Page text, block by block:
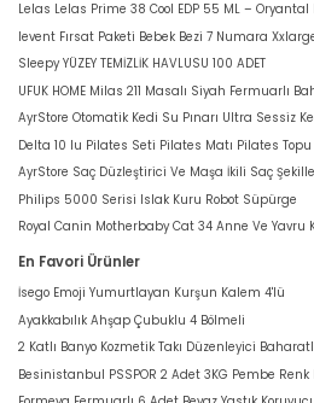
Lelas Lelas Prime 38 Cool EDP 55 ML – Oryantal
levent Fırsat Paketi Bebek Bezi 7 Numara
Sleepy YÜZEY TEMİZLİK HAVLUSU 100 ADET
UFUK HOME Milas 211 Masalı Siyah Fermuarlı
AyrStore Otomatik Kedi Su Pınarı Ultra Sessiz
Delta 10 lu Pilates Seti Pilates Matı Pilates
AyrStore Saç Düzleştirici Ve Maşa İkili Saç
Philips 5000 Serisi Islak Kuru Robot Süpürge
Royal Canin Motherbaby Cat 34 Anne Ve Yavru
En Favori Ürünler
İsego Emoji Yumurtlayan Kurşun Kalem 4'lü
Ayakkabılık Ahşap Çubuklu 4 Bölmeli
2 Katlı Banyo Kozmetik Takı Düzenleyici
Besinistanbul PSSPOR 2 Adet 3KG Pembe Renk